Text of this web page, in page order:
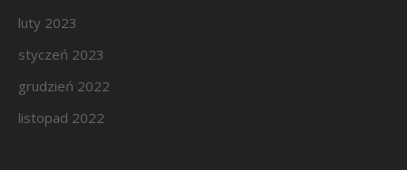
luty 2023
styczeń 2023
grudzień 2022
listopad 2022